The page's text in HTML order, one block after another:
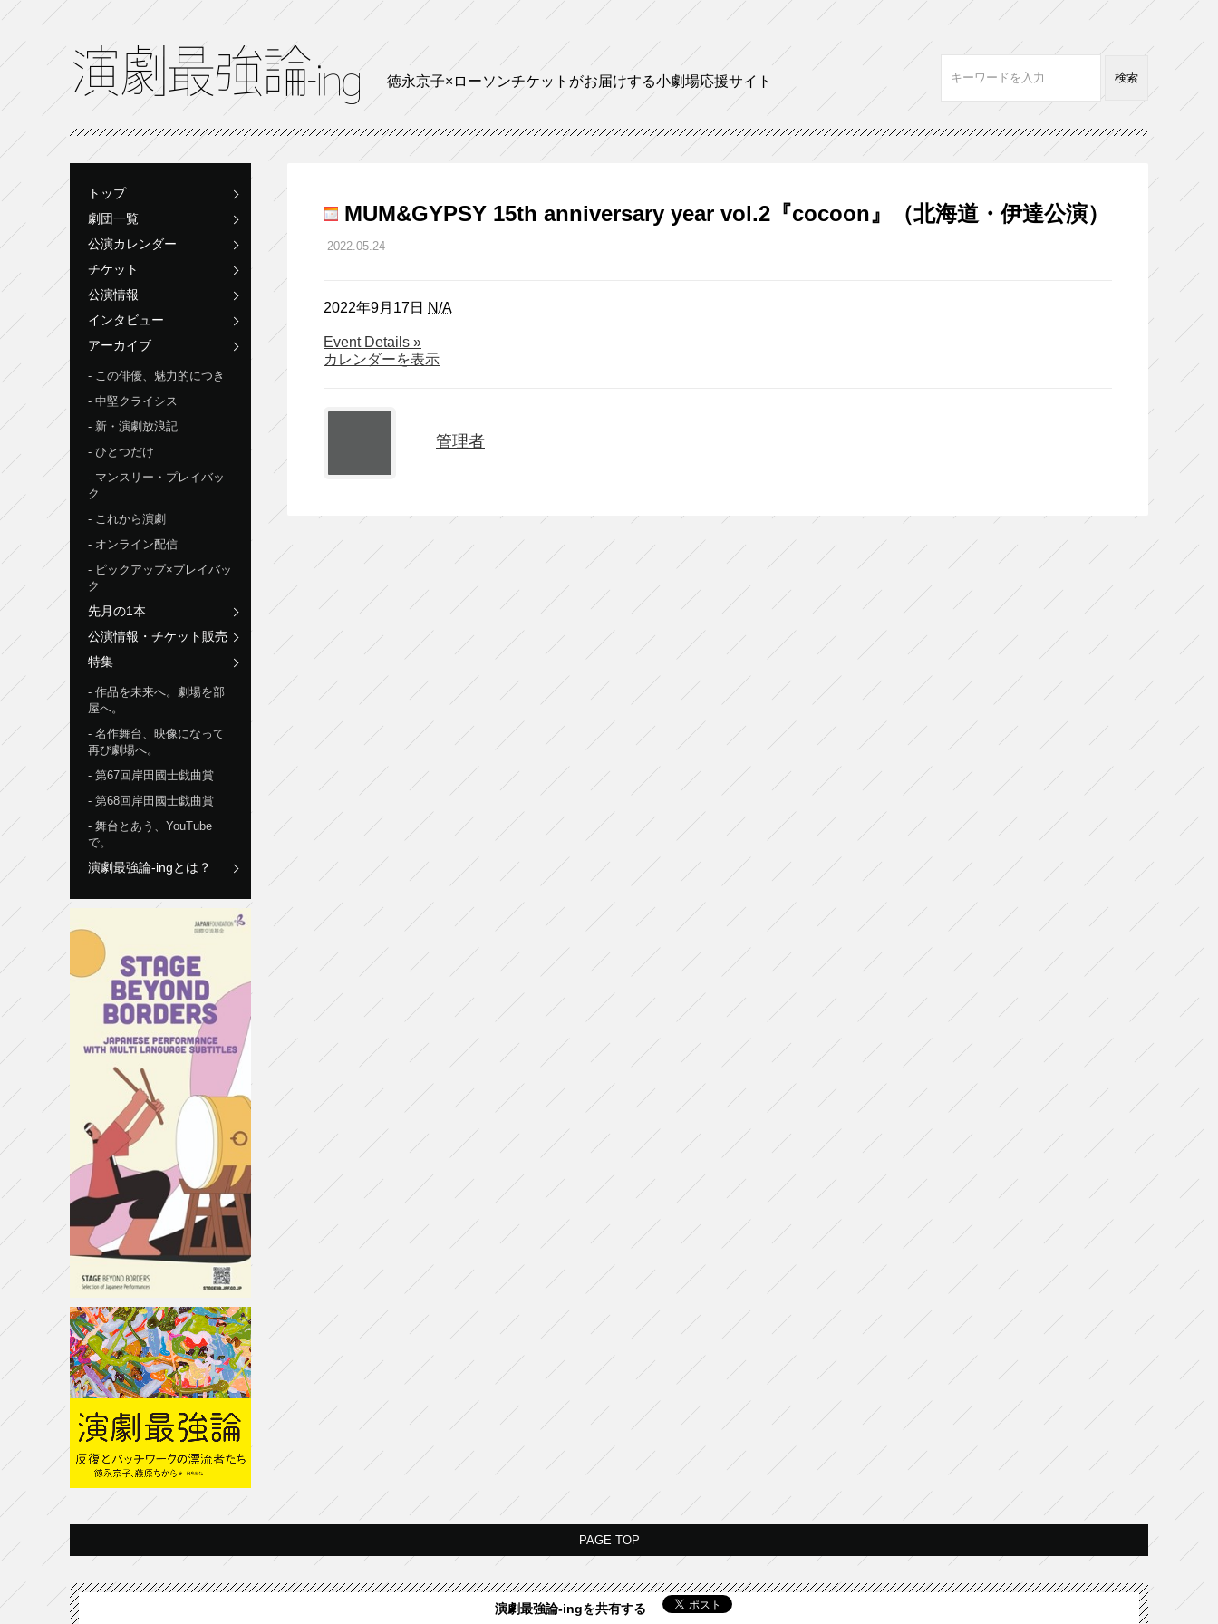
徳永京子×ローソンチケットがお届けする小劇場応援サイト
トップ
劇団一覧
公演カレンダー
チケット
公演情報
インタビュー
アーカイブ
この俳優、魅力的につき
中堅クライシス
新・演劇放浪記
ひとつだけ
マンスリー・プレイバッ
ク
これから演劇
オンライン配信
ピックアップ×プレイバッ
ク
先月の1本
公演情報・チケット販売
特集
作品を未来へ。劇場を部
屋へ。
名作舞台、映像になって
再び劇場へ。
第67回岸田國士戯曲賞
第68回岸田國士戯曲賞
舞台とあう、YouTube
で。
演劇最強論-ingとは？
MUM&GYPSY 15th anniversary year vol.2『cocoon』（北海道・伊達公演）
2022.05.24
2022年9月17日 N/A
Event Details about
MUM&GYPSY
（北
演）
»
カレンダーを表示
管理者
PAGE TOP
演劇最強論-ingを共有する